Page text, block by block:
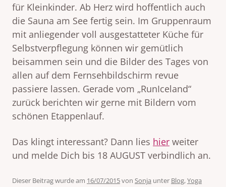
für Kleinkinder. Ab Herz wird hoffentlich auch
die Sauna am See fertig sein. Im Gruppenraum
mit anliegender voll ausgestatteter Küche für
Selbstverpflegung können wir gemütlich
beisammen sein und die Bilder des Tages von
allen auf dem Fernsehbildschirm revue
passiere lassen. Gerade vom „RunIceland“
zurück berichten wir gerne mit Bildern vom
schönen Etappenlauf.
Das klingt interessant? Dann lies hier weiter
und melde Dich bis 18 AUGUST verbindlich an.
Dieser Beitrag wurde am 16/07/2015von Sonja unter Blog,Yoga